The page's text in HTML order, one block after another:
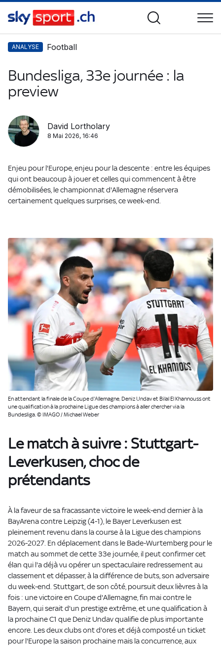
ANALYSE Football
Bundesliga, 33e journée : la
preview
David Lortholary
8 Mai 2026, 16:46
Enjeu pour l'Europe, enjeu pour la descente : entre les équipes
qui ont beaucoup à jouer et celles qui commencent à être
démobilisées, le championnat d'Allemagne réservera
certainement quelques surprises, ce week-end.
En attendant la finale de la Coupe d'Allemagne, Deniz Undav et Bilal El Khannouss ont
une qualification à la prochaine Ligue des champions à aller chercher via la
Bundesliga. © IMAGO / Michael Weber
Le match à suivre : Stuttgart-
Leverkusen, choc de
prétendants
À la faveur de sa fracassante victoire le week-end dernier à la
BayArena contre Leipzig (4-1), le Bayer Leverkusen est
pleinement revenu dans la course à la Ligue des champions
2026-2027. En déplacement dans le Bade-Wurtemberg pour le
match au sommet de cette 33e journée, il peut confirmer cet
élan qui l'a déjà vu opérer un spectaculaire redressement au
classement et dépasser, à la différence de buts, son adversaire
du week-end. Stuttgart, de son côté, poursuit deux lièvres à la
fois : une victoire en Coupe d'Allemagne, fin mai contre le
Bayern, qui serait d'un prestige extrême, et une qualification à
la prochaine C1 que Deniz Undav qualifie de plus importante
encore. Les deux clubs ont d'ores et déjà composté un ticket
pour l'Europe la saison prochaine mais la concurrence, aux